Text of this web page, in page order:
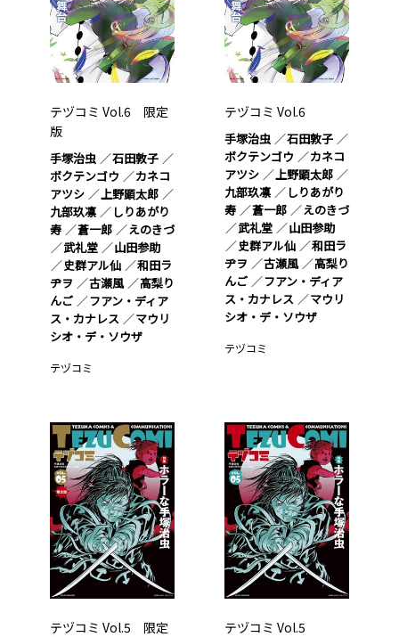
テヅコミ Vol.6 限定
版
手塚治虫
石田敦子
ボクテンゴウ
カネコ
アツシ
上野顕太郎
九部玖凛
しりあがり
寿
蒼一郎
えのきづ
武礼堂
山田参助
史群アル仙
和田ラ
ヂヲ
古瀬風
高梨り
んご
フアン・ディア
ス・カナレス
マウリ
シオ・デ・ソウザ
テヅコミ
テヅコミ Vol.6
手塚治虫
石田敦子
ボクテンゴウ
カネコ
アツシ
上野顕太郎
九部玖凛
しりあがり
寿
蒼一郎
えのきづ
武礼堂
山田参助
史群アル仙
和田ラ
ヂヲ
古瀬風
高梨り
んご
フアン・ディア
ス・カナレス
マウリ
シオ・デ・ソウザ
テヅコミ
テヅコミ Vol.5 限定
テヅコミ Vol.5